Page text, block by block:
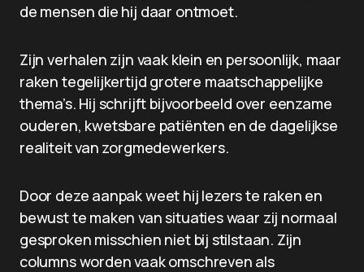
de mensen die hij daar ontmoet.
Zijn verhalen zijn vaak klein en persoonlijk, maar
raken tegelijkertijd grotere maatschappelijke
thema’s. Hij schrijft bijvoorbeeld over eenzame
ouderen, kwetsbare patiënten en de dagelijkse
realiteit van zorgmedewerkers.
Door deze aanpak weet hij lezers te raken en
bewust te maken van situaties waar zij normaal
gesproken misschien niet bij stilstaan. Zijn
columns worden vaak omschreven als